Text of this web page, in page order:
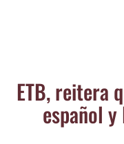
ETB, reite­ra
espa­ñol